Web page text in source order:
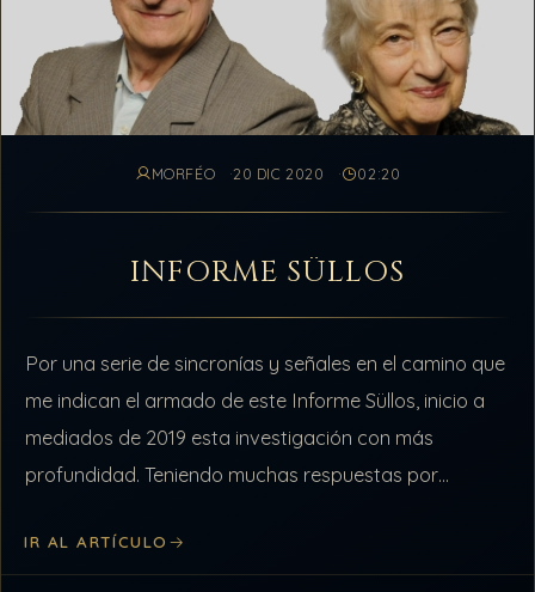
MORFÉO 20 DIC 2020 02:20
INFORME SÜLLOS
Por una serie de sincronías y señales en el camino que
me indican el armado de este Informe Süllos, inicio a
mediados de 2019 esta investigación con más
profundidad. Teniendo muchas respuestas por
IR AL ARTÍCULO